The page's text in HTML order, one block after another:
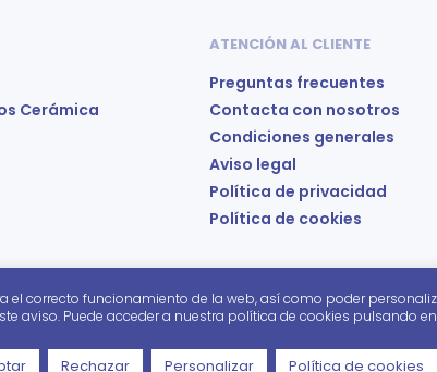
Cerámica
ATENCIÓN AL CLIENTE
Preguntas frecuentes
Contacta con nosotros
Condiciones generales
Aviso legal
Política de privacidad
Política de cookies
correcto funcionamiento de la web, así como poder
aviso. Puede acceder a nuestra política de cookies pulsando
Rechazar Personalizar Política de cookies